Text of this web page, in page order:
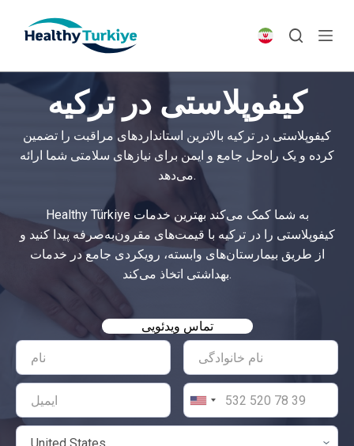
p
o
e
n
کیفوپلاستی در ترکیه
کیفوپلاستی در ترکیه بالاترین استانداردهای مراقبت را تضمین
کرده و یک راه‌حل جامع و ایمن برای نیازهای سلامتی شما ارائه
می‌دهد.
Healthy Türkiye به شما کمک می‌کند بهترین خدمات
کیفوپلاستی را در ترکیه با قیمت‌های مقرون‌به‌صرفه پیدا کنید و
از طریق بیمارستان‌های وابسته، رویکردی جامع در خدمات
بهداشتی اتخاذ می‌کند.
تماس ویدئویی